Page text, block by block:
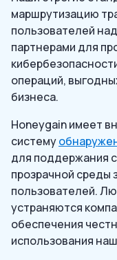
маршрутизацию
пользователей
партнерами для
операций,
бизнеса.
Honeygain имеет
систему
для поддержания
прозрачной среды
пользователей.
устраняются
обеспечения
использования